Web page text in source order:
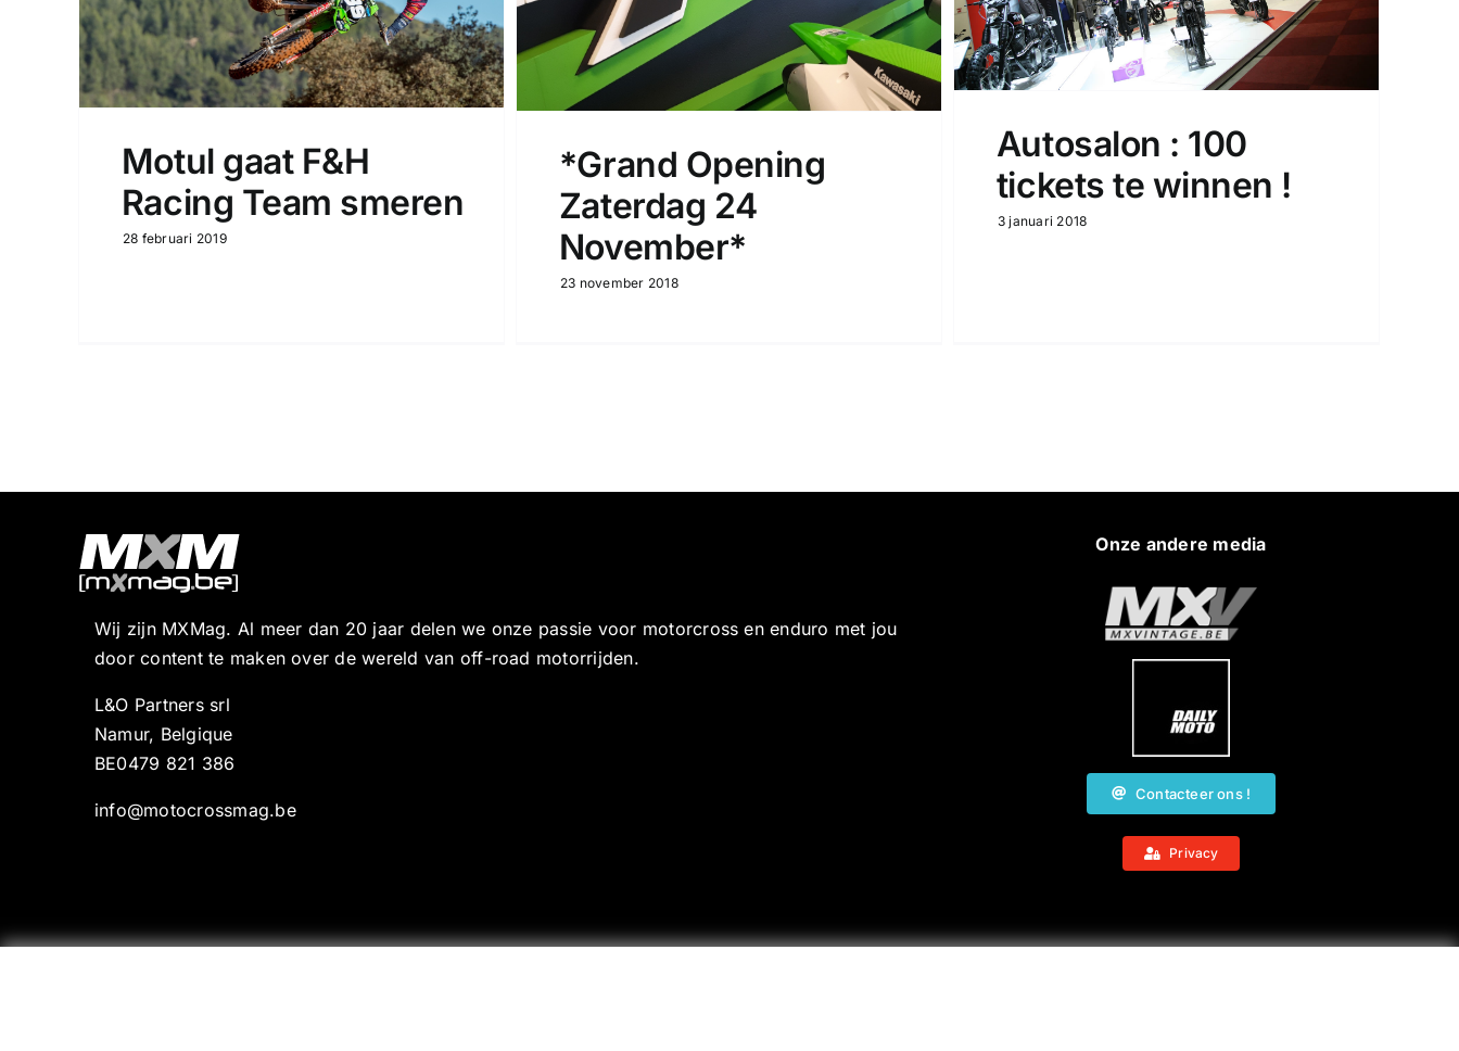
Motul gaat F&H
Racing Team smeren
28 februari 2019
*Grand Opening
Zaterdag 24
November*
23 november 2018
Autosalon : 100
tickets te winnen !
3 januari 2018
Wij zijn MXMag. Al meer dan 20 jaar delen we onze passie voor motorcross en enduro met jou
door content te maken over de wereld van off-road motorrijden.
L&O Partners srl
Namur, Belgique
BE0479 821 386
info@motocrossmag.be
Onze andere media
Contacteer ons !
Privacy